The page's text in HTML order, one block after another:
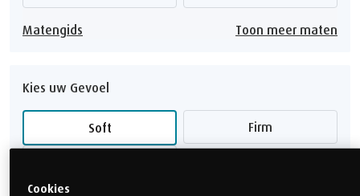
Matengids Toon meer maten
Kies uw Gevoel
Soft Firm
Cookies